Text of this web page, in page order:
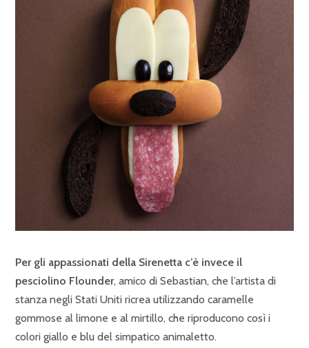
Per gli appassionati della Sirenetta c’è invece il
pesciolino Flounder, amico di Sebastian, che l’artista di
stanza negli Stati Uniti ricrea utilizzando caramelle
gommose al limone e al mirtillo, che riproducono così i
colori giallo e blu del simpatico animaletto.